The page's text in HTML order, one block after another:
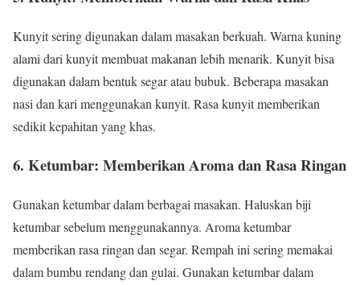
Kunyit sering digunakan dalam masakan berkuah. Warna kuning
alami dari kunyit membuat makanan lebih menarik. Kunyit bisa
digunakan dalam bentuk segar atau bubuk. Beberapa masakan
nasi dan kari menggunakan kunyit. Rasa kunyit memberikan
sedikit kepahitan yang khas.
6. Ketumbar: Memberikan Aroma dan Rasa Ringan
Gunakan ketumbar dalam berbagai masakan. Haluskan biji
ketumbar sebelum menggunakannya. Aroma ketumbar
memberikan rasa ringan dan segar. Rempah ini sering memakai
dalam bumbu rendang dan gulai. Gunakan ketumbar dalam